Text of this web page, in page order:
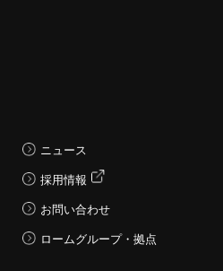
ニュース
採用情報
お問い合わせ
ロームグループ・拠点